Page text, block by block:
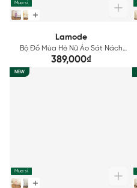
Mua sỉ
Lamode
Bộ Đồ Mùa Hè Nữ Áo Sát Nách
Quần Lửng Đũi Nhăn Lamode
LST030AS0
389,000₫
NEW
Mua sỉ